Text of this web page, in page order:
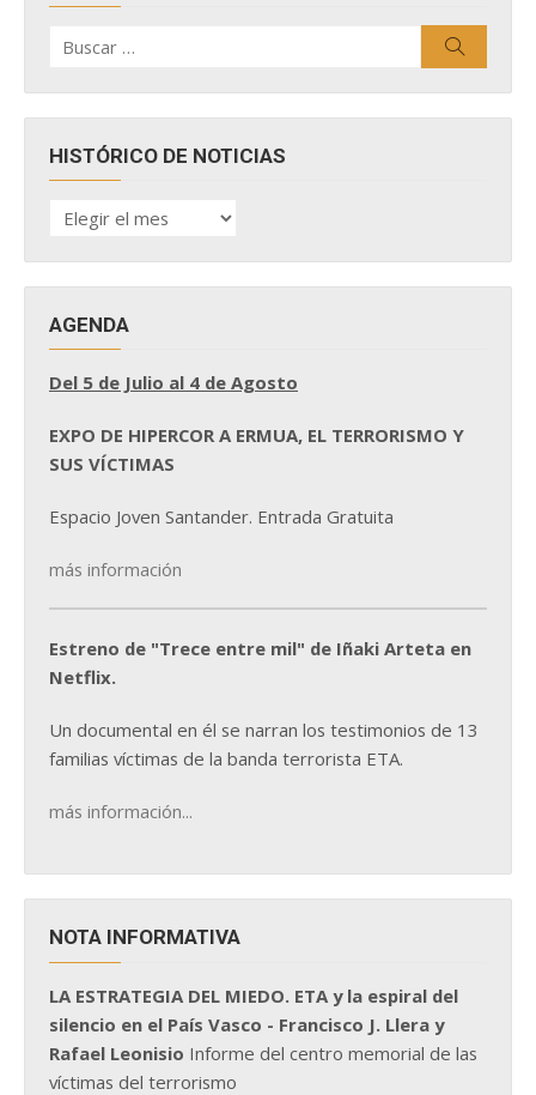
por:
HISTÓRICO DE NOTICIAS
HISTÓRICO
DE
AGENDA
Del 5 de Julio al 4 de Agosto
EXPO DE HIPERCOR A ERMUA, EL TERRORISMO Y
SUS VÍCTIMAS
Espacio Joven Santander. Entrada Gratuita
más información
Estreno de "Trece entre mil" de Iñaki Arteta en
Netflix.
Un documental en él se narran los testimonios de 13
familias víctimas de la banda terrorista ETA.
más información...
NOTA INFORMATIVA
LA ESTRATEGIA DEL MIEDO. ETA y la espiral del
silencio en el País Vasco - Francisco J. Llera y
Rafael Leonisio Informe del centro memorial de las
víctimas del terrorismo